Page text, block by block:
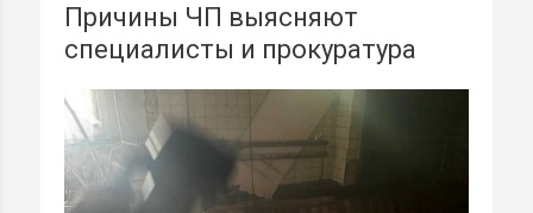
Причины ЧП выясняют
специалисты и прокуратура